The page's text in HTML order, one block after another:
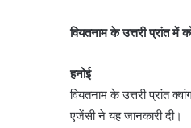
वियतनाम के उत्तरी प्रांत
हनोई
वियतनाम के उत्तरी प्रांत
एजेंसी ने यह जानकारी दी।